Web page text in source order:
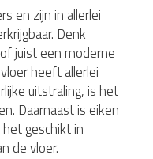
en zijn in allerlei
Denk
juist een moderne
heeft allerlei
uitstraling, is het
Daarnaast is eiken
geschikt in
de vloer.